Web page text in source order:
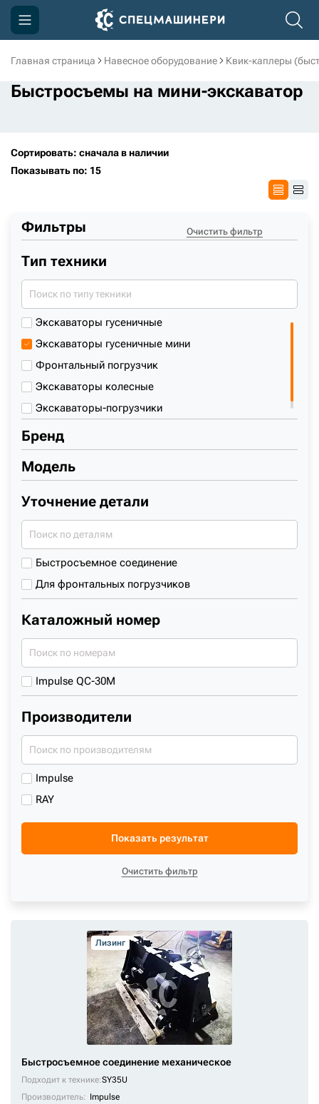
Главная страница Навесное оборудование Квик-каплеры
Быстросъемы на мини-экскаватор
Сортировать: сначала в наличии
Показывать по: 15
Лизинг
Быстросъемное соединение механическое
Подходит к технике:SY35U
Производитель: Impulse
Фильтры Очистить фильтр
Тип техники
Экскаваторы гусеничные
Экскаваторы гусеничные мини
Фронтальный погрузчик
Экскаваторы колесные
Экскаваторы-погрузчики
Бренд
Модель
Уточнение детали
Быстросъемное соединение
Для фронтальных погрузчиков
Каталожный номер
Impulse QC-30M
Производители
Impulse
RAY
Показать результат
Очистить фильтр
Компания
Акции
Информация
sksale@skdst.ru
+7 (499) 394-50-93